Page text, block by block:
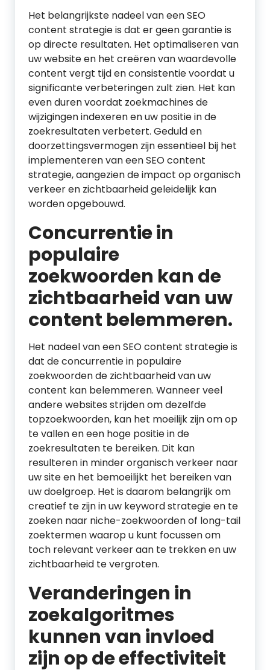
Het belangrijkste nadeel van een SEO
content strategie is dat er geen garantie is
op directe resultaten. Het optimaliseren van
uw website en het creëren van waardevolle
content vergt tijd en consistentie voordat u
significante verbeteringen zult zien. Het kan
even duren voordat zoekmachines de
wijzigingen indexeren en uw positie in de
zoekresultaten verbetert. Geduld en
doorzettingsvermogen zijn essentieel bij het
implementeren van een SEO content
strategie, aangezien de impact op organisch
verkeer en zichtbaarheid geleidelijk kan
worden opgebouwd.
Concurrentie in
populaire
zoekwoorden kan de
zichtbaarheid van uw
content belemmeren.
Het nadeel van een SEO content strategie is
dat de concurrentie in populaire
zoekwoorden de zichtbaarheid van uw
content kan belemmeren. Wanneer veel
andere websites strijden om dezelfde
topzoekwoorden, kan het moeilijk zijn om op
te vallen en een hoge positie in de
zoekresultaten te bereiken. Dit kan
resulteren in minder organisch verkeer naar
uw site en het bemoeilijkt het bereiken van
uw doelgroep. Het is daarom belangrijk om
creatief te zijn in uw keyword strategie en te
zoeken naar niche-zoekwoorden of long-tail
zoektermen waarop u kunt focussen om
toch relevant verkeer aan te trekken en uw
zichtbaarheid te vergroten.
Veranderingen in
zoekalgoritmes
kunnen van invloed
zijn op de effectiviteit